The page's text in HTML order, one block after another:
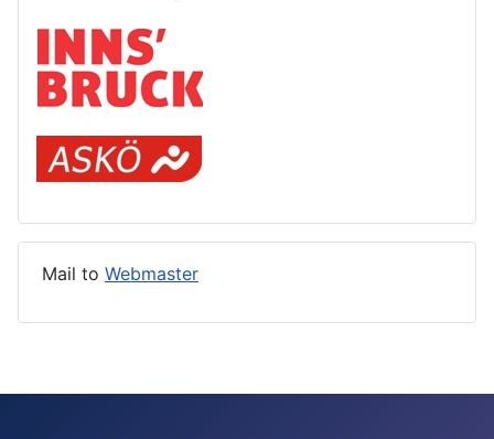
Mail to Webmaster